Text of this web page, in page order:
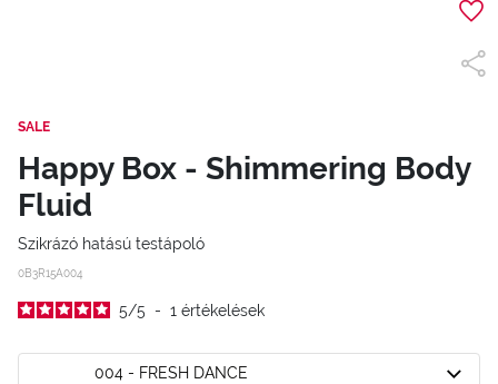
SALE
Happy Box - Shimmering Body
Fluid
Szikrázó hatású testápoló
0B3R15A004
5/5 - 1 értékelések
004 - FRESH DANCE